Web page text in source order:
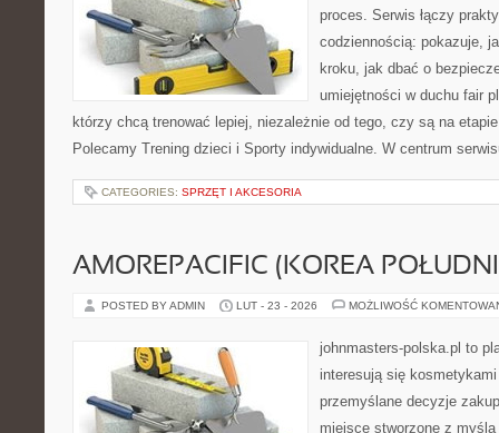
proces. Serwis łączy
codziennością: pokazuje,
kroku, jak dbać o
umiejętności w duchu fair
którzy chcą trenować lepiej, niezależnie od tego, czy są na
Polecamy Trening dzieci i Sporty indywidualne. W centrum
CATEGORIES: SPRZĘT I AKCESORIA
AMOREPACIFIC (KOREA
POSTED BY ADMIN LUT - 23 - 2026 MOŻLIWOŚĆ
johnmasters-polska.pl to
interesują się
przemyślane decyzje
miejsce stworzone z